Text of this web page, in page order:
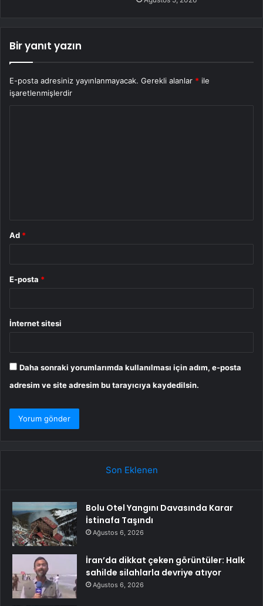
Bir yanıt yazın
E-posta adresiniz yayınlanmayacak. Gerekli alanlar * ile
işaretlenmişlerdir
Ad *
E-posta *
İnternet sitesi
Daha sonraki yorumlarımda kullanılması için adım, e-posta
adresim ve site adresim bu tarayıcıya kaydedilsin.
Son Eklenen
Bolu Otel Yangını Davasında Karar
İstinafa Taşındı
Ağustos 6, 2026
İran’da dikkat çeken görüntüler: Halk
sahilde silahlarla devriye atıyor
Ağustos 6, 2026